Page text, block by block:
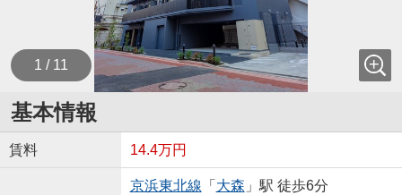
1 / 11
基本情報
賃料 14.4万円
京浜東北線 「 大森 」駅 徒歩6分